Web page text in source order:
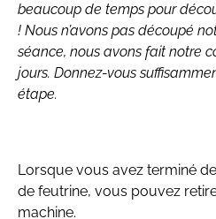
beaucoup de temps pour
! Nous n’avons pas découpé
séance, nous avons fait notre
jours. Donnez-vous
étape.
Lorsque vous avez terminé
de feutrine, vous pouvez
machine.